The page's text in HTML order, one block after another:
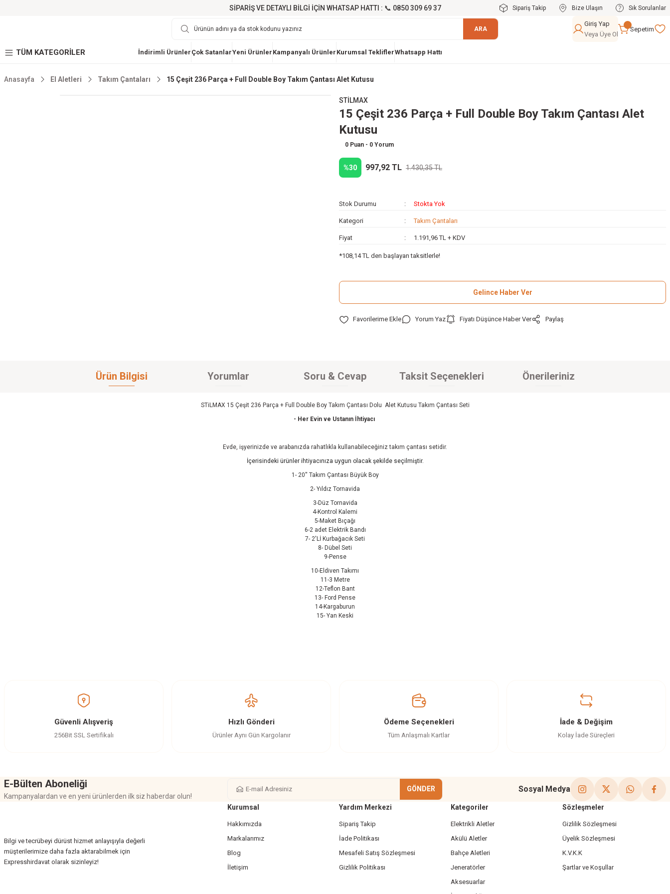
SİPARİŞ VE DETAYLI BİLGİ İÇİN WHATSAP HATTI : 📞 0850 309 69 37 Sipariş Takip Bize Ulaşın Sık Sorulanlar
ARA
Giriş Yap
Veya Üye Ol
Sepetim
TÜM KATEGORİLER İndirimli Ürünler Çok SatanlarYeni Ürünler Kampanyalı Ürünler Kurumsal TekliflerWhatsapp Hattı
Anasayfa El Aletleri Takım Çantaları 15 Çeşit 236 Parça + Full Double Boy Takım Çantası Alet Kutusu
STİLMAX
15 Çeşit 236 Parça + Full Double Boy Takım Çantası Alet
Kutusu
0 Puan - 0 Yorum
%30 997,92 TL 1.430,35 TL
Stok Durumu Stokta Yok
Kategori Takım Çantaları
Fiyat 1.191,96 TL + KDV
*108,14 TL den başlayan taksitlerle!
Gelince Haber Ver
Yorum Yaz Fiyatı Düşünce Haber Ver Paylaş
Ürün Bilgisi Yorumlar Soru & Cevap Taksit Seçenekleri Önerileriniz
STiLMAX 15 Çeşit 236 Parça + Full Double Boy Takım Çantası Dolu Alet Kutusu Takım Çantası Seti
- Her Evin ve Ustanın İhtiyacı
Evde, işyerinizde ve arabanızda rahatlıkla kullanabileceğiniz takım çantası setidir.
İçerisindeki ürünler ihtiyacınıza uygun olacak şekilde seçilmiştir.
1- 20'' Takım Çantası Büyük Boy
2- Yıldız Tornavida
3-Düz Tornavida
4-Kontrol Kalemi
5-Maket Bıçağı
6-2 adet Elektrik Bandı
7- 2'Lİ Kurbağacık Seti
8- Dübel Seti
9-Pense
10-Eldiven Takımı
11-3 Metre
12-Teflon Bant
13- Ford Pense
14-Kargaburun
15- Yan Keski
Ürün açıklamasında eksik bilgiler bulunuyor.
Gönder
Güvenli Alışveriş
256Bit SSL Sertifikalı
Hızlı Gönderi
Ürünler Aynı Gün Kargolanır
Ödeme Seçenekleri
Tüm Anlaşmalı Kartlar
İade & Değişim
Kolay İade Süreçleri
E-Bülten Aboneliği
Kampanyalardan ve en yeni ürünlerden ilk siz haberdar olun!
GÖNDER Sosyal Medya
Bilgi ve tecrübeyi dürüst hizmet anlayışıyla değerli
müşterilerimize daha fazla aktarabilmek için
Expresshirdavat olarak sizinleyiz!
Kurumsal
Hakkımızda
Markalarımız
Blog
İletişim
Yardım Merkezi
Sipariş Takip
İade Politikası
Mesafeli Satış Sözleşmesi
Gizlilik Politikası
Kategoriler
Elektrikli Aletler
Akülü Aletler
Bahçe Aletleri
Jeneratörler
Aksesuarlar
Sözleşmeler
Gizlilik Sözleşmesi
Üyelik Sözleşmesi
K.V.K.K
Şartlar ve Koşullar